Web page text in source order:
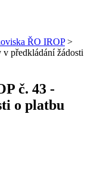
ŘO IROP>
předkládání žádosti
č. 43 -
o platbu